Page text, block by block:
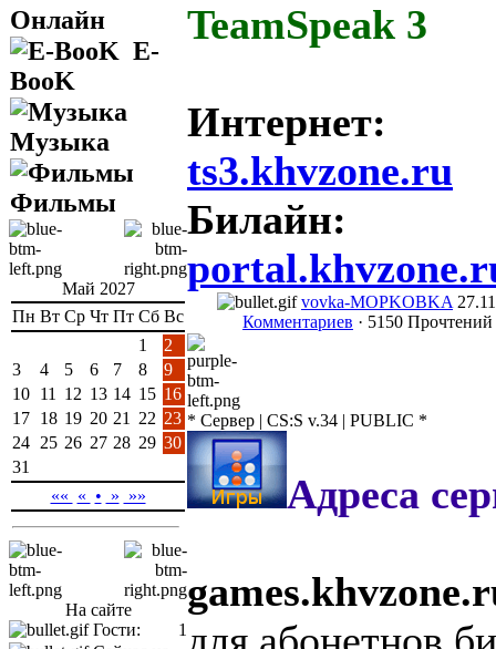
Онлайн
E-
BooK
Музыка
Фильмы
Май 2027
Пн Вт Ср Чт Пт Сб Вс
1
2
3
4 5 6 7 8
9
10 11 12 13 14 15 16
17 18 19 20 21 22 23
24 25 26 27 28 29 30
31
«« « • » »»
На сайте
Гости:
1
TeamSpeak 3
Интернет:
ts3.khvzone.ru
Билайн:
vovka-MOPKOBKA
Комментариев · 5150
* Сервер | CS:S v.34 | PUBLIC *
Адреса